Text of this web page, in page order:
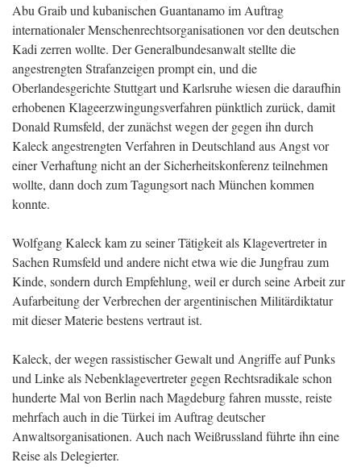
Abu Graib und kubanischen Guantanamo im Auftrag
internationaler Menschenrechtsorganisationen vor den deutschen
Kadi zerren wollte. Der Generalbundesanwalt stellte die
angestrengten Strafanzeigen prompt ein, und die
Oberlandesgerichte Stuttgart und Karlsruhe wiesen die daraufhin
erhobenen Klageerzwingungsverfahren pünktlich zurück, damit
Donald Rumsfeld, der zunächst wegen der gegen ihn durch
Kaleck angestrengten Verfahren in Deutschland aus Angst vor
einer Verhaftung nicht an der Sicherheitskonferenz teilnehmen
wollte, dann doch zum Tagungsort nach München kommen
konnte.
Wolfgang Kaleck kam zu seiner Tätigkeit als Klagevertreter in
Sachen Rumsfeld und andere nicht etwa wie die Jungfrau zum
Kinde, sondern durch Empfehlung, weil er durch seine Arbeit zur
Aufarbeitung der Verbrechen der argentinischen Militärdiktatur
mit dieser Materie bestens vertraut ist.
Kaleck, der wegen rassistischer Gewalt und Angriffe auf Punks
und Linke als Nebenklagevertreter gegen Rechtsradikale schon
hunderte Mal von Berlin nach Magdeburg fahren musste, reiste
mehrfach auch in die Türkei im Auftrag deutscher
Anwaltsorganisationen. Auch nach Weißrussland führte ihn eine
Reise als Delegierter.